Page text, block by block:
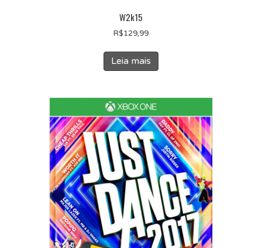
W2k15
R$129,99
Leia mais